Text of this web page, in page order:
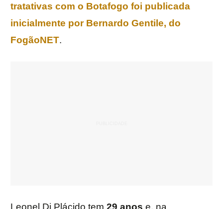
tratativas com o Botafogo foi publicada
inicialmente por Bernardo Gentile, do
FogãoNET.
Leonel Di Plácido tem 29 anos e, na